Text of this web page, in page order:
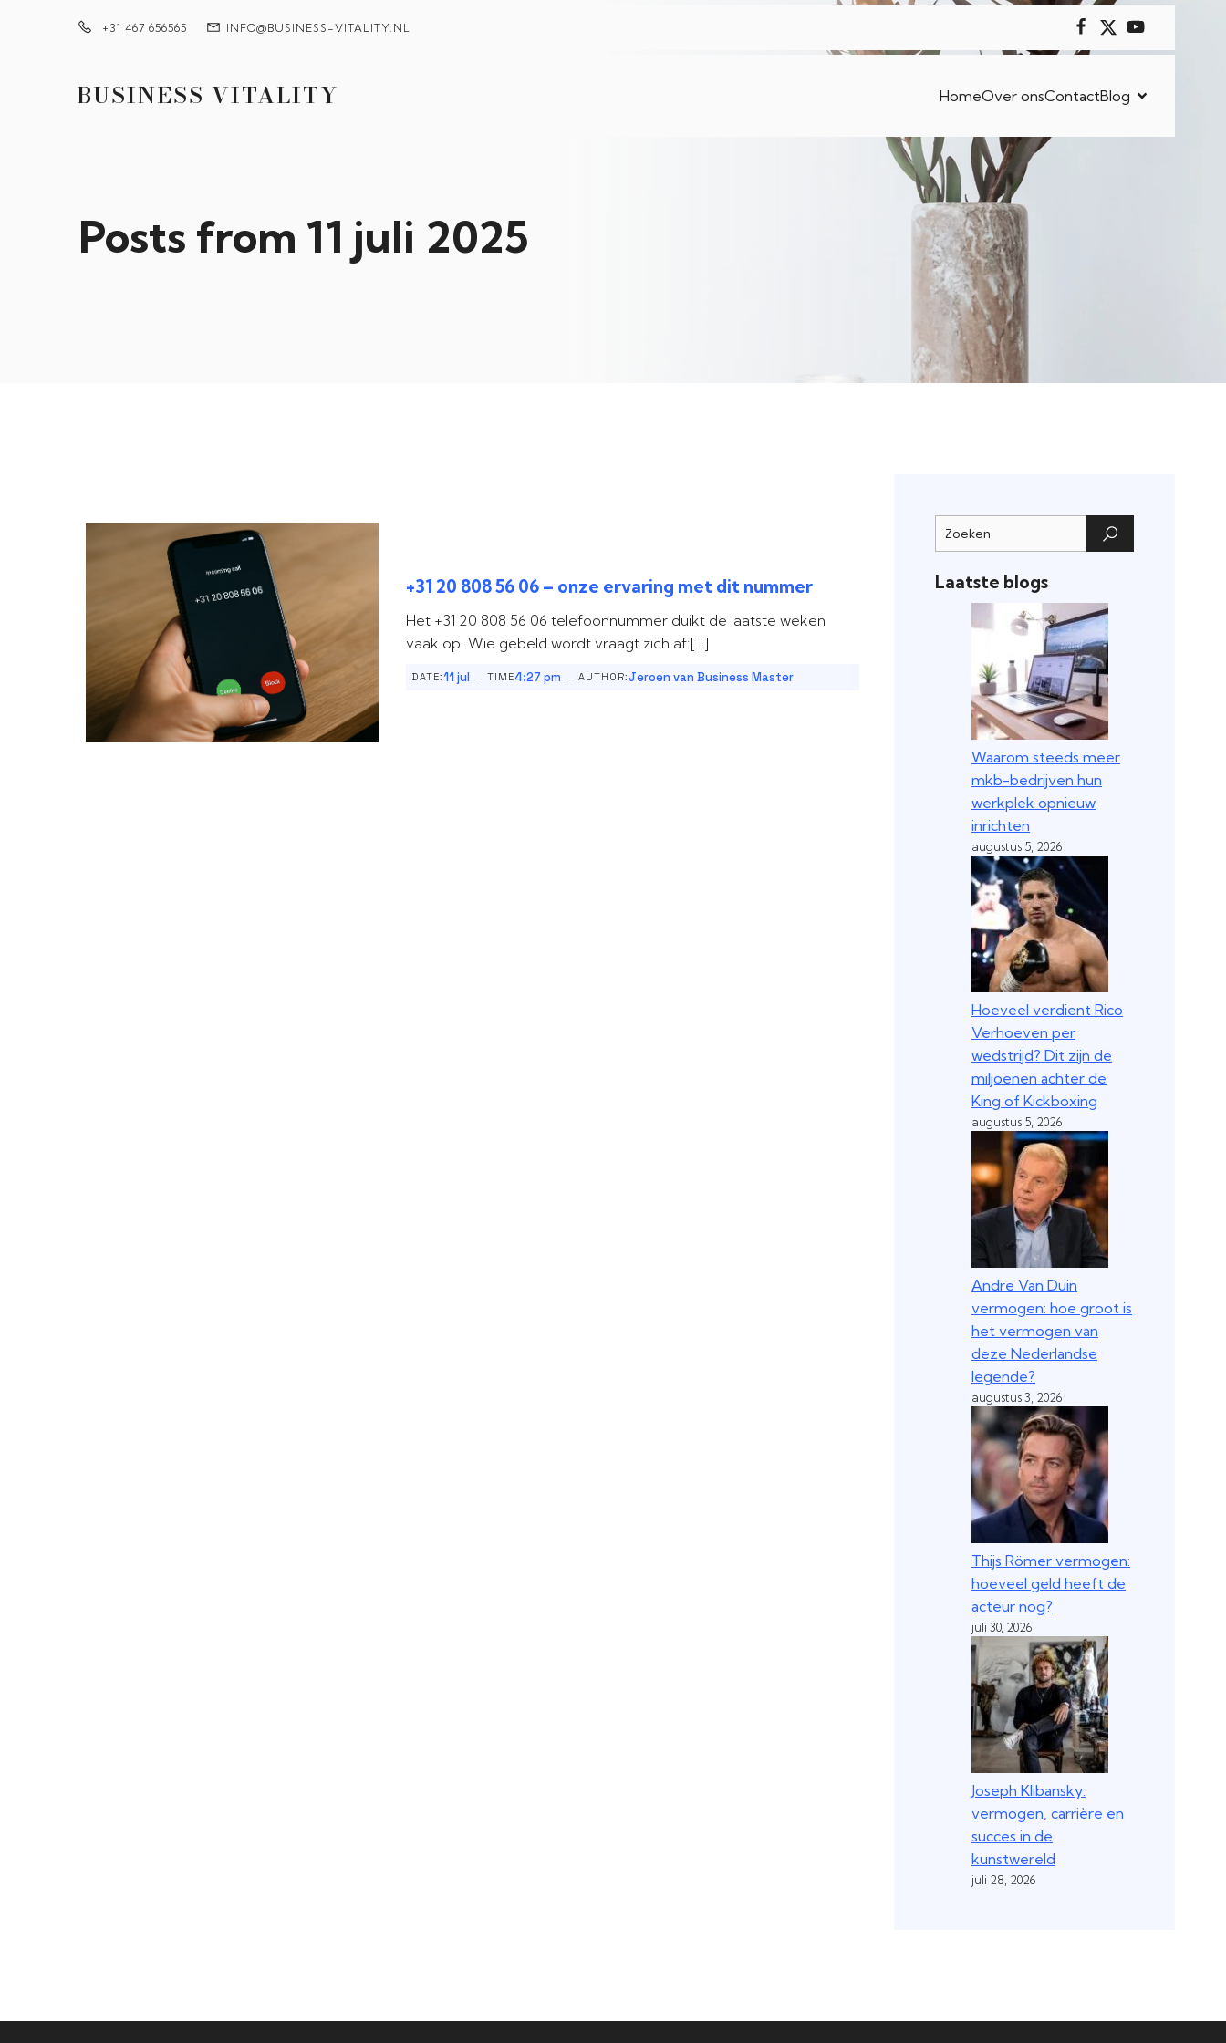
+31 467 656565 INFO@BUSINESS-VITALITY.NL
BUSINESS VITALITY HomeOver onsContactBlog
Posts from 11 juli 2025
+31 20 808 56 06 – onze ervaring met dit nummer
Het +31 20 808 56 06 telefoonnummer duikt de laatste weken
vaak op. Wie gebeld wordt vraagt zich af:[…]
DATE:11 jul - TIME4:27 pm - AUTHOR:Jeroen van Business Master
Laatste blogs
Waarom steeds meer
mkb-bedrijven hun
werkplek opnieuw
inrichten
augustus 5, 2026
Hoeveel verdient Rico
Verhoeven per
wedstrijd? Dit zijn de
miljoenen achter de
King of Kickboxing
augustus 5, 2026
Andre Van Duin
vermogen: hoe groot is
het vermogen van
deze Nederlandse
legende?
augustus 3, 2026
Thijs Römer vermogen:
hoeveel geld heeft de
acteur nog?
juli 30, 2026
Joseph Klibansky:
vermogen, carrière en
succes in de
kunstwereld
juli 28, 2026